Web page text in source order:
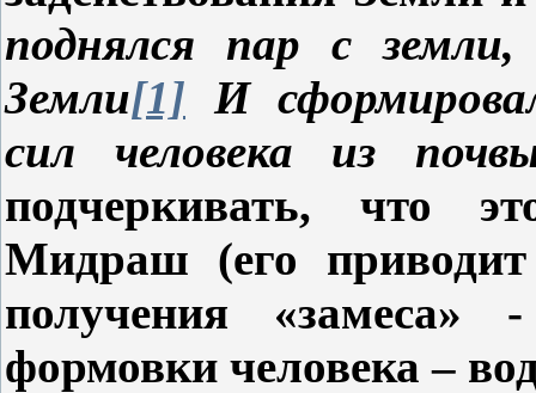
поднялся пар с
Земли[1] И
сил человека из
подчеркивать, что
Мидраш (его
получения «замеса»
формовки человека –